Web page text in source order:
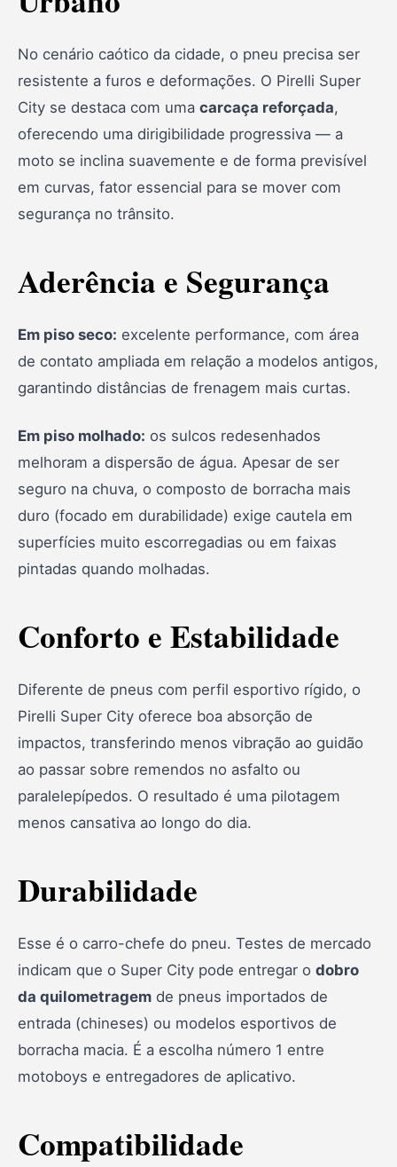
No cenário caótico da cidade, o pneu precisa ser
resistente a furos e deformações. O Pirelli Super
City se destaca com uma carcaça reforçada,
oferecendo uma dirigibilidade progressiva — a
moto se inclina suavemente e de forma previsível
em curvas, fator essencial para se mover com
segurança no trânsito.
Aderência e Segurança
Em piso seco: excelente performance, com área
de contato ampliada em relação a modelos antigos,
garantindo distâncias de frenagem mais curtas.
Em piso molhado: os sulcos redesenhados
melhoram a dispersão de água. Apesar de ser
seguro na chuva, o composto de borracha mais
duro (focado em durabilidade) exige cautela em
superfícies muito escorregadias ou em faixas
pintadas quando molhadas.
Conforto e Estabilidade
Diferente de pneus com perfil esportivo rígido, o
Pirelli Super City oferece boa absorção de
impactos, transferindo menos vibração ao guidão
ao passar sobre remendos no asfalto ou
paralelepípedos. O resultado é uma pilotagem
menos cansativa ao longo do dia.
Durabilidade
Esse é o carro-chefe do pneu. Testes de mercado
indicam que o Super City pode entregar o dobro
da quilometragem de pneus importados de
entrada (chineses) ou modelos esportivos de
borracha macia. É a escolha número 1 entre
motoboys e entregadores de aplicativo.
Compatibilidade